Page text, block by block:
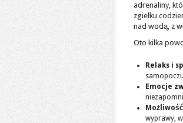
adrenaliny,
zgiełku
nad wodą, z
Oto kilka
Relaks i
Emocje
wyprawy,